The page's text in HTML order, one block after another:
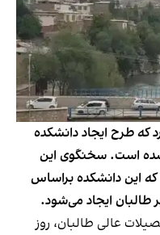
که طرح ایجاد دانشکده
است. سخنگوی این
این دانشکده براساس
طالبان ایجاد می‌شود.
عالی طالبان، روز